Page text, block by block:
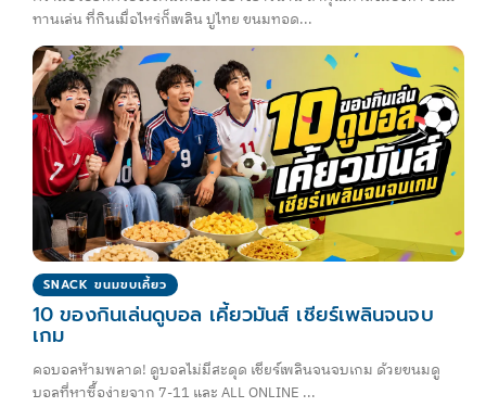
ทานเล่น ที่กินเมื่อไหร่ก็เพลิน ปูไทย ขนมทอด...
SNACK ขนมขบเคี้ยว
10 ของกินเล่นดูบอล เคี้ยวมันส์ เชียร์เพลินจนจบ
เกม
คอบอลห้ามพลาด! ดูบอลไม่มีสะดุด เชียร์เพลินจนจบเกม ด้วยขนมดู
บอลที่หาซื้อง่ายจาก 7-11 และ ALL ONLINE ...